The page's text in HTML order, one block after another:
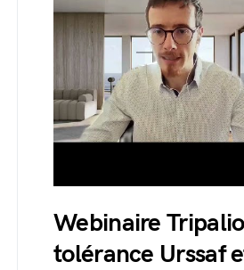
Webinaire
tolérance Urssaf